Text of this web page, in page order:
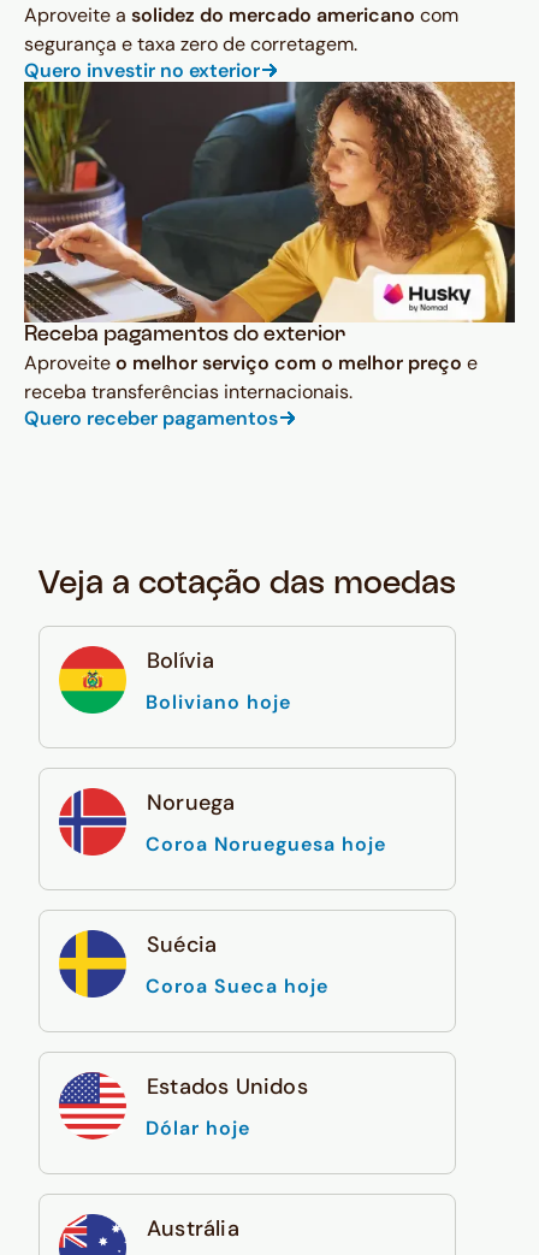
Aproveite a solidez do mercado americano com
segurança e taxa zero de corretagem.
Quero investir no exterior
Receba pagamentos do exterior
Aproveiteo melhor serviço com o melhor preço e
receba transferências internacionais.
Quero receber pagamentos
Veja a cotação das moedas
Bolívia
Boliviano hoje
Noruega
Coroa Norueguesa hoje
Suécia
Coroa Sueca hoje
Estados Unidos
Dólar hoje
Austrália